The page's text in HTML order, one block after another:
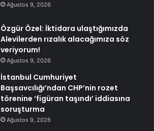
Ağustos 9, 2026
Özgür Özel: İktidara ulaştığımızda
Alevilerden rızalık alacağımıza söz
veriyorum!
Ağustos 9, 2026
İstanbul Cumhuriyet
Başsavcılığı’ndan CHP’nin rozet
törenine ‘figüran taşındı’ iddiasına
soruşturma
Ağustos 9, 2026